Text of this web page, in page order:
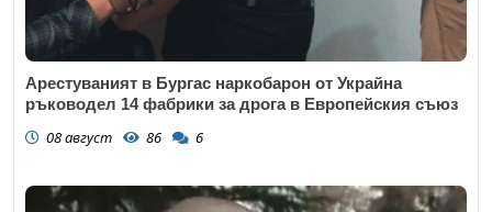
Арестуваният в Бургас наркобарон от Украйна
ръководел 14 фабрики за дрога в Европейския съюз
08 август 86 6